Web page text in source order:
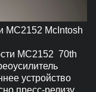
MC2152 McIntosh
MC2152 70th
устройство
пресс-релизу,